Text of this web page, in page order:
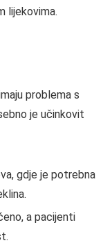
lijekovima.
problema s
je učinkovit
gdje je potrebna
a pacijenti